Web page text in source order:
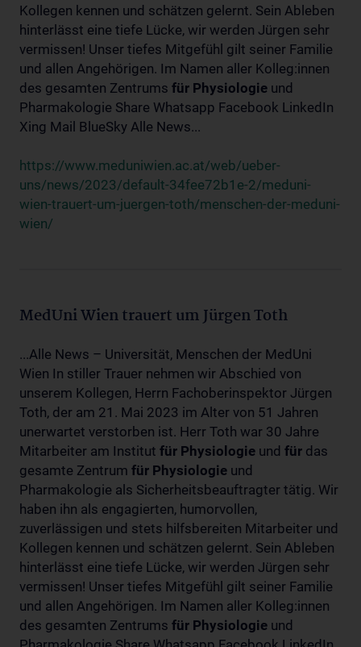
Kollegen kennen und schätzen gelernt. Sein Ableben
hinterlässt eine tiefe Lücke, wir werden Jürgen sehr
vermissen! Unser tiefes Mitgefühl gilt seiner Familie
und allen Angehörigen. Im Namen aller Kolleg:innen
des gesamten Zentrums für Physiologie und
Pharmakologie Share Whatsapp Facebook LinkedIn
Xing Mail BlueSky Alle News...
https://www.meduniwien.ac.at/web/ueber-
uns/news/2023/default-34fee72b1e-2/meduni-
wien-trauert-um-juergen-toth/menschen-der-meduni-
wien/
MedUni Wien trauert um Jürgen Toth
...Alle News – Universität, Menschen der MedUni
Wien In stiller Trauer nehmen wir Abschied von
unserem Kollegen, Herrn Fachoberinspektor Jürgen
Toth, der am 21. Mai 2023 im Alter von 51 Jahren
unerwartet verstorben ist. Herr Toth war 30 Jahre
Mitarbeiter am Institut für Physiologie und für das
gesamte Zentrum für Physiologie und
Pharmakologie als Sicherheitsbeauftragter tätig. Wir
haben ihn als engagierten, humorvollen,
zuverlässigen und stets hilfsbereiten Mitarbeiter und
Kollegen kennen und schätzen gelernt. Sein Ableben
hinterlässt eine tiefe Lücke, wir werden Jürgen sehr
vermissen! Unser tiefes Mitgefühl gilt seiner Familie
und allen Angehörigen. Im Namen aller Kolleg:innen
des gesamten Zentrums für Physiologie und